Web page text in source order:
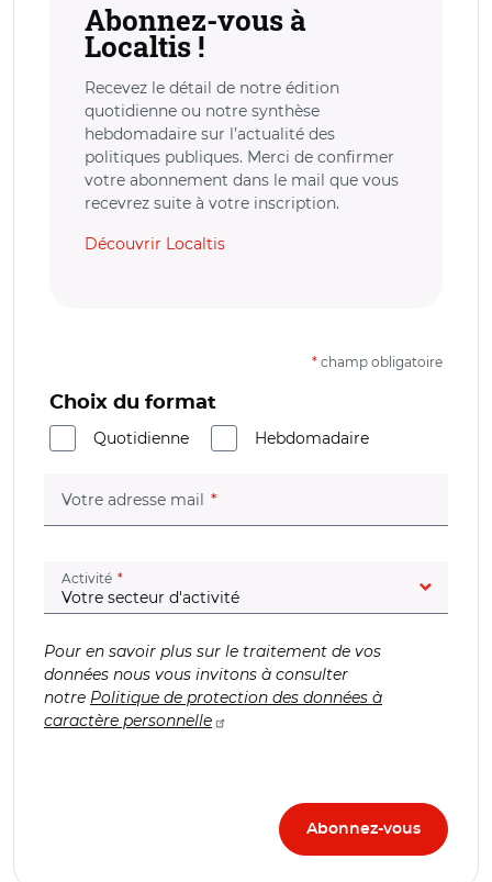
Abonnez-vous à
Localtis !
Recevez le détail de notre édition
quotidienne ou notre synthèse
hebdomadaire sur l’actualité des
politiques publiques. Merci de confirmer
votre abonnement dans le mail que vous
recevrez suite à votre inscription.
Découvrir Localtis
* champ obligatoire
Choix du format
Quotidienne
Hebdomadaire
Votre adresse mail (champ obligatoire)
Activité (champ obligatoire)
Pour en savoir plus sur le traitement de vos
données nous vous invitons à consulter
notre Politique de protection des données à
caractère personnelle